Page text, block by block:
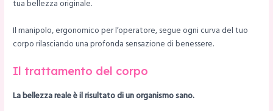
tua bellezza originale.
Il manipolo, ergonomico per l’operatore, segue ogni curva del tuo
corpo rilasciando una profonda sensazione di benessere.
Il trattamento del corpo
La bellezza reale è il risultato di un organismo sano.